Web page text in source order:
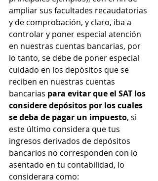
ampliar sus facultades recaudatorias
y de comprobación, y claro, iba a
controlar y poner especial atención
en nuestras cuentas bancarias, por
lo tanto, se debe de poner especial
cuidado en los depósitos que se
reciben en nuestras cuentas
bancarias para evitar que el SAT los
considere depósitos por los cuales
se deba de pagar un impuesto, si
este último considera que tus
ingresos derivados de depósitos
bancarios no corresponden con lo
asentado en tu contabilidad, lo
considerara como: